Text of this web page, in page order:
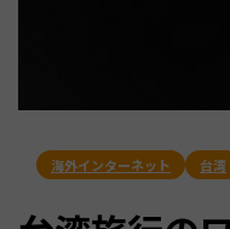
海外インターネット 台湾